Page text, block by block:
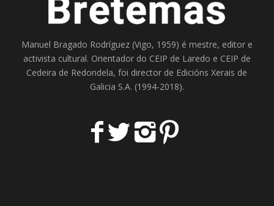
Manuel Bragado Rodríguez (Vigo, 1959) é mestre, editor e
activista cultural. Orientador do CEIP de Laredo e CEIP de
Cedeira de Redondela, foi director de Edicións Xerais de
Galicia S.A. (1994-2018).